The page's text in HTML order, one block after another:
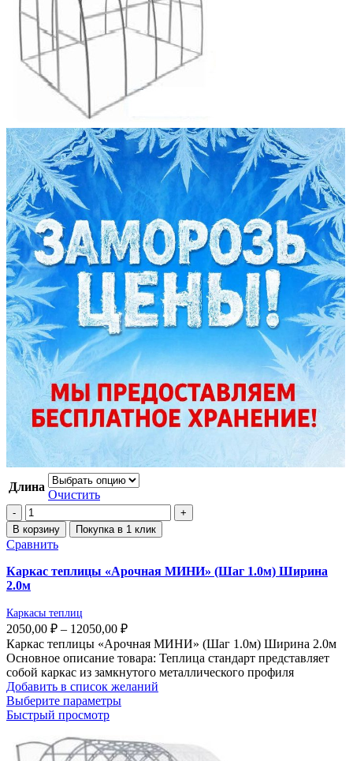
Длина
Очистить
В корзину Покупка в 1 клик
Сравнить
Каркас теплицы «Арочная МИНИ» (Шаг 1.0м) Ширина
2.0м
Каркасы теплиц
2050,00 ₽ – 12050,00 ₽
Каркас теплицы «Арочная МИНИ» (Шаг 1.0м) Ширина 2.0м
Основное описание товара: Теплица стандарт представляет
собой каркас из замкнутого металлического профиля
Добавить в список желаний
Выберите параметры
Быстрый просмотр